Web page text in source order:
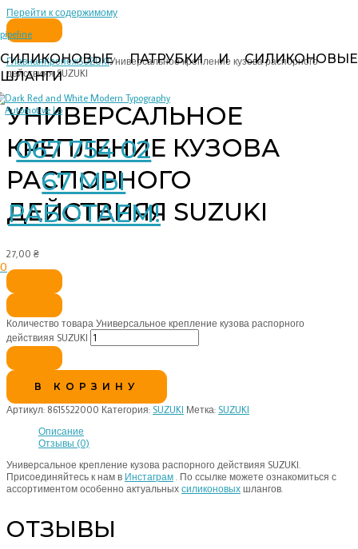
Перейти к содержимому
pipeline
СИЛИКОНОВЫЕ ПАТРУБКИ И СИЛИКОНОВЫЕ
ШЛАНГИ
067 754 02
67 МЫ
РАБОТАЕМ!
0
ГлавнаяКрепежSUZUKIУниверсальное крепление кузова распорного
действияя SUZUKI
УНИВЕРСАЛЬНОЕ
КРЕПЛЕНИЕ КУЗОВА
РАСПОРНОГО
ДЕЙСТВИЯЯ SUZUKI
27,00 ₴
Количество товара Универсальное крепление кузова распорного
действияя SUZUKI
В КОРЗИНУ
Артикул: 8615522000 Категория: SUZUKI Метка: SUZUKI
Описание
Отзывы (0)
Универсальное крепление кузова распорного действияя SUZUKI.
Присоединяйтесь к нам в Инстаграм . По ссылке можете ознакомиться с
ассортиментом особенно актуальных силиконовых шлангов.
ОТЗЫВЫ